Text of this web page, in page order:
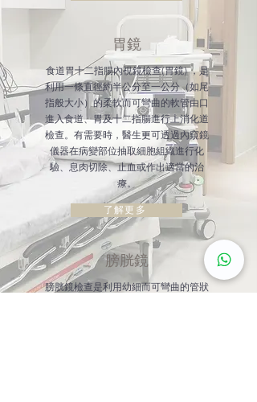
胃鏡
食道胃十二指腸內視鏡檢查(胃鏡) ，是
利用一條直徑約半公分至一公分（如尾
指般大小）的柔軟而可彎曲的軟管由口
進入食道、胃及十二指腸進行上消化道
檢查。有需要時，醫生更可透過內窺鏡
儀器在病變部位抽取細胞組織進行化
驗、息肉切除、止血或作出適當的治
療。
了解更多
膀胱鏡
膀胱鏡檢查是利用幼細而可彎曲的管狀